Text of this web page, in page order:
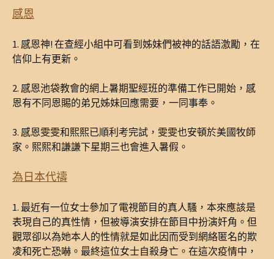
感恩
1. 感恩神! 在查經小組中可看到姊妹們被神的話語激勵，在
信仰上有更新。
2. 感恩池袋教會的網上暑期聖經班的準備工作已開始，感
恩有不同恩賜的弟兄姊妹回應需要，一同事奉。
3. 感恩雯雯和熙熙已順利考完試，雯雯也安頓於美國牧師
家。熙熙和謙謙下星期三也會進入暑假。
為日本代禱
1. 最近有一位女士參加了電視節目的真人騷，本來應該是
表現自己的真性情，但被導演安排在節目中扮演奸角。但
觀眾卻以為她本人的性情就是如此因而受到網絡匿名的欺
凌和死亡恐嚇。最終這位女士自殺身亡。在這次疫情中，